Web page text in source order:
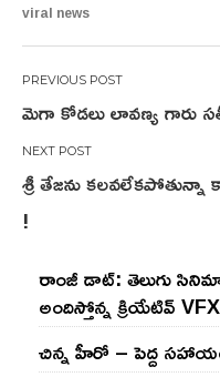
viral news
Post
navigation
మెగా కోడ‌లు లావ‌ణ్య గారు
శ్రీ తేజను కలవలేకపోతున్నా
!
రాంజీ డాట్: తెలుగు
అందిస్తోన్న క్రియేటివ్
చిన్న హీరో – పెద్ద